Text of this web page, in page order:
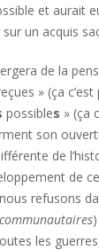
et aurait
un acquis
de la
» (ça
possibles » (ça
son
de
de
refusons
les